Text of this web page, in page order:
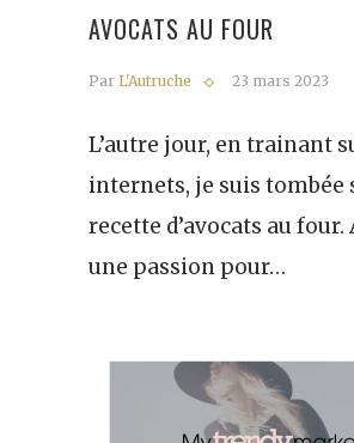
AVOCATS AU FOUR
Par L'Autruche 23 mars 2023
L’autre jour, en trainant
internets, je suis tombée
recette d’avocats au four.
une passion pour…